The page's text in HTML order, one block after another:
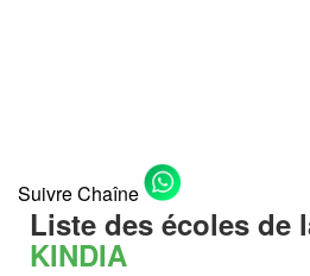
Suivre Chaîne
Liste des écoles de
KINDIA